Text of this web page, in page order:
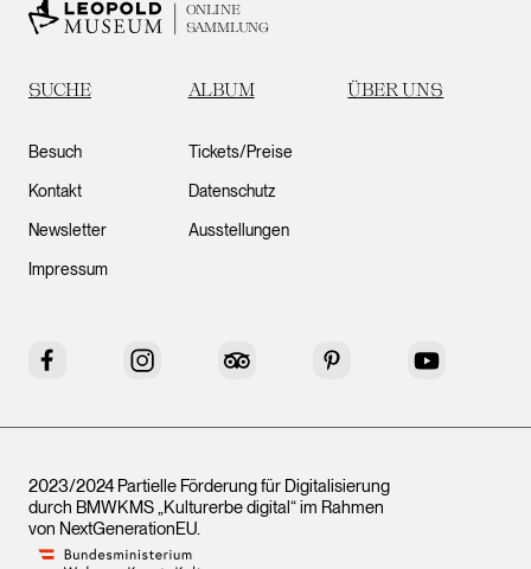
ONLINE
SAMMLUNG
SUCHE ALBUM ÜBER UNS
Besuch
Kontakt
Newsletter
Impressum
Tickets/Preise
Datenschutz
Ausstellungen
Facebook Instagram Tripadvisor Pinterest YouTube
2023/2024 Partielle Förderung für Digitalisierung
durch BMWKMS „Kulturerbe digital“ im Rahmen
von NextGenerationEU.